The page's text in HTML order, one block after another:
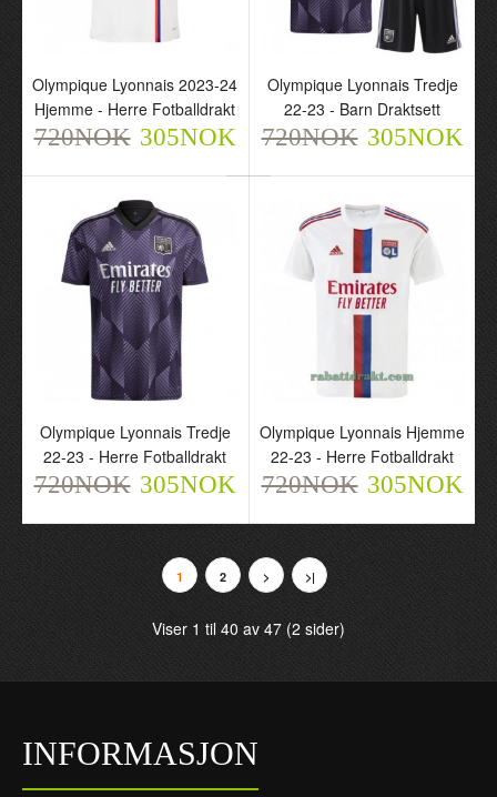
Malick Fofana 11
Hjemme 2024-25 - Herre
Fotballdrakt
720NOK 305NOK
Alexandre Lacazette 10
Hjemme 2024-25 - Herre
Fotballdrakt
720NOK 305NOK
Olympique Lyonnais
Special 23-24 - Herre
Fotballdrakt
Olympique Lyonnais
Draktsett
Olympique Lyonnais 2023-24
Hjemme - Herre Fotballdrakt
720NOK 305NOK
Olympique Lyonnais Tredje
22-23 - Barn Draktsett
720NOK 305NOK
Olympique Lyonnais Tredje
22-23 - Herre Fotballdrakt
720NOK 305NOK
Olympique Lyonnais Hjemme
22-23 - Herre Fotballdrakt
720NOK 305NOK
1 2 > >|
Viser 1 til 40 av 47 (2 sider)
INFORMASJON